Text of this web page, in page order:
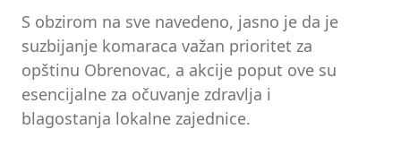
S obzirom na sve navedeno, jasno je da je
suzbijanje komaraca važan prioritet za
opštinu Obrenovac, a akcije poput ove su
esencijalne za očuvanje zdravlja i
blagostanja lokalne zajednice.